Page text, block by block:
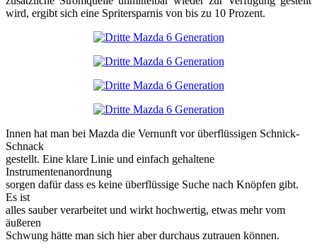
wird, ergibt sich eine Spritersparnis von bis zu 10 Prozent.
Innen hat man bei Mazda die Vernunft vor überflüssigen Schnick-
Schnack
gestellt. Eine klare Linie und einfach gehaltene
Instrumentenanordnung
sorgen dafür dass es keine überflüssige Suche nach Knöpfen gibt.
Es ist
alles sauber verarbeitet und wirkt hochwertig, etwas mehr vom
äußeren
Schwung hätte man sich hier aber durchaus zutrauen können.